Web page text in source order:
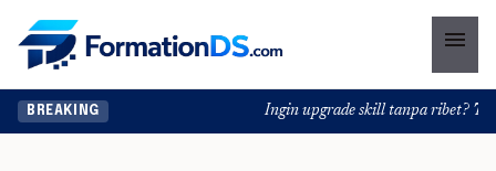
menu
BREAKING Ingin upgrade skill tanpa ribet?